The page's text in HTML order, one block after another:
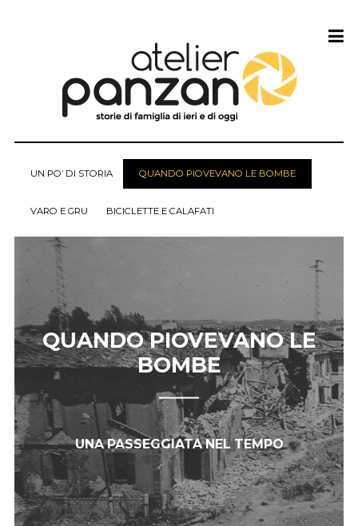
UN PO’ DI STORIA QUANDO PIOVEVANO LE BOMBE
VARO E GRU BICICLETTE E CALAFATI
QUANDO PIOVEVANO LE
BOMBE
UNA PASSEGGIATA NEL TEMPO